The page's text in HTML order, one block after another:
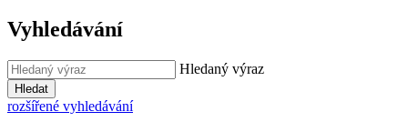
Vyhledávání
Hledaný výraz
Hledat
rozšířené vyhledávání